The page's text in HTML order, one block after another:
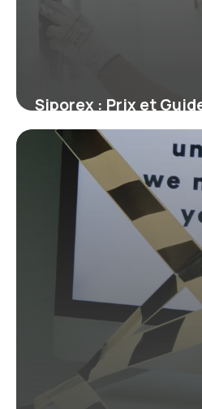
Siporex : Prix et
9 juillet 2026